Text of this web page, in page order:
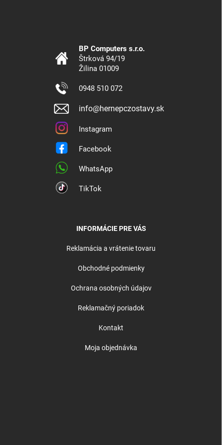
BP Computers s.r.o.
Štrková 94/19
Žilina 01009
0948 510 072
info@hernepczostavy.sk
Instagram
Facebook
WhatsApp
TikTok
INFORMÁCIE PRE VÁS
Reklamácia a vrátenie tovaru
Obchodné podmienky
Ochrana osobných údajov
Reklamačný poriadok
Kontakt
Moja objednávka